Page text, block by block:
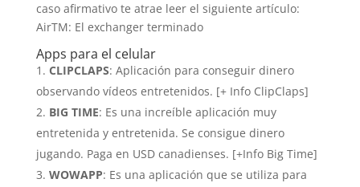
caso afirmativo te atrae leer el siguiente artículo:
AirTM: El exchanger terminado
Apps para el celular
CLIPCLAPS: Aplicación para conseguir dinero
observando vídeos entretenidos. [+ Info ClipClaps]
BIG TIME: Es una increíble aplicación muy
entretenida y entretenida. Se consigue dinero
jugando. Paga en USD canadienses. [+Info Big Time]
WOWAPP: Es una aplicación que se utiliza para